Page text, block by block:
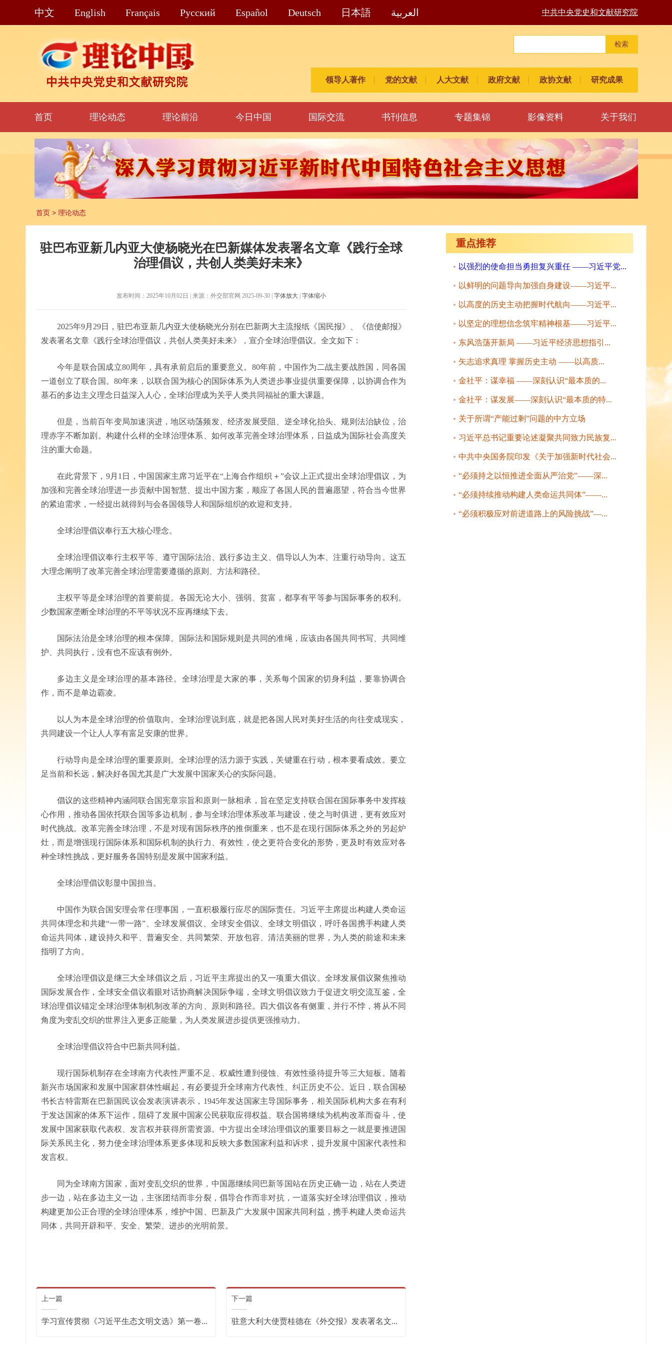
中文 English Français Pусский Español Deutsch 日本語 العربية 中共中央党史和文献研究院
检索
领导人著作 党的文献 人大文献 政府文献 政协文献 研究成果
首页 理论动态 理论前沿 今日中国 国际交流 书刊信息 专题集锦 影像资料 关于我们
首页 > 理论动态
驻巴布亚新几内亚大使杨晓光在巴新媒体发表署名文章《践行全球
治理倡议，共创人类美好未来》
发布时间：2025年10月02日 | 来源：外交部官网 2025-09-30 | 字体放大| 字体缩小
2025年9月29日，驻巴布亚新几内亚大使杨晓光分别在巴新两大主流报纸《国民报》、《信使邮报》
发表署名文章《践行全球治理倡议，共创人类美好未来》，宣介全球治理倡议。全文如下：
今年是联合国成立80周年，具有承前启后的重要意义。80年前，中国作为二战主要战胜国，同各国
一道创立了联合国。80年来，以联合国为核心的国际体系为人类进步事业提供重要保障，以协调合作为
基石的多边主义理念日益深入人心，全球治理成为关乎人类共同福祉的重大课题。
但是，当前百年变局加速演进，地区动荡频发、经济发展受阻、逆全球化抬头、规则法治缺位，治
理赤字不断加剧。构建什么样的全球治理体系、如何改革完善全球治理体系，日益成为国际社会高度关
注的重大命题。
在此背景下，9月1日，中国国家主席习近平在“上海合作组织＋”会议上正式提出全球治理倡议，为
加强和完善全球治理进一步贡献中国智慧、提出中国方案，顺应了各国人民的普遍愿望，符合当今世界
的紧迫需求，一经提出就得到与会各国领导人和国际组织的欢迎和支持。
全球治理倡议奉行五大核心理念。
全球治理倡议奉行主权平等、遵守国际法治、践行多边主义、倡导以人为本、注重行动导向。这五
大理念阐明了改革完善全球治理需要遵循的原则、方法和路径。
主权平等是全球治理的首要前提。各国无论大小、强弱、贫富，都享有平等参与国际事务的权利。
少数国家垄断全球治理的不平等状况不应再继续下去。
国际法治是全球治理的根本保障。国际法和国际规则是共同的准绳，应该由各国共同书写、共同维
护、共同执行，没有也不应该有例外。
多边主义是全球治理的基本路径。全球治理是大家的事，关系每个国家的切身利益，要靠协调合
作，而不是单边霸凌。
以人为本是全球治理的价值取向。全球治理说到底，就是把各国人民对美好生活的向往变成现实，
共同建设一个让人人享有富足安康的世界。
行动导向是全球治理的重要原则。全球治理的活力源于实践，关键重在行动，根本要看成效。要立
足当前和长远，解决好各国尤其是广大发展中国家关心的实际问题。
倡议的这些精神内涵同联合国宪章宗旨和原则一脉相承，旨在坚定支持联合国在国际事务中发挥核
心作用，推动各国依托联合国等多边机制，参与全球治理体系改革与建设，使之与时俱进，更有效应对
时代挑战。改革完善全球治理，不是对现有国际秩序的推倒重来，也不是在现行国际体系之外的另起炉
灶，而是增强现行国际体系和国际机制的执行力、有效性，使之更符合变化的形势，更及时有效应对各
种全球性挑战，更好服务各国特别是发展中国家利益。
全球治理倡议彰显中国担当。
中国作为联合国安理会常任理事国，一直积极履行应尽的国际责任。习近平主席提出构建人类命运
共同体理念和共建“一带一路”、全球发展倡议、全球安全倡议、全球文明倡议，呼吁各国携手构建人类
命运共同体，建设持久和平、普遍安全、共同繁荣、开放包容、清洁美丽的世界，为人类的前途和未来
指明了方向。
全球治理倡议是继三大全球倡议之后，习近平主席提出的又一项重大倡议。全球发展倡议聚焦推动
国际发展合作，全球安全倡议着眼对话协商解决国际争端，全球文明倡议致力于促进文明交流互鉴，全
球治理倡议锚定全球治理体制机制改革的方向、原则和路径。四大倡议各有侧重，并行不悖，将从不同
角度为变乱交织的世界注入更多正能量，为人类发展进步提供更强推动力。
全球治理倡议符合中巴新共同利益。
现行国际机制存在全球南方代表性严重不足、权威性遭到侵蚀、有效性亟待提升等三大短板。随着
新兴市场国家和发展中国家群体性崛起，有必要提升全球南方代表性、纠正历史不公。近日，联合国秘
书长古特雷斯在巴新国民议会发表演讲表示，1945年发达国家主导国际事务，相关国际机构大多在有利
于发达国家的体系下运作，阻碍了发展中国家公民获取应得权益。联合国将继续为机构改革而奋斗，使
发展中国家获取代表权、发言权并获得所需资源。中方提出全球治理倡议的重要目标之一就是要推进国
际关系民主化，努力使全球治理体系更多体现和反映大多数国家利益和诉求，提升发展中国家代表性和
发言权。
同为全球南方国家，面对变乱交织的世界，中国愿继续同巴新等国站在历史正确一边，站在人类进
步一边，站在多边主义一边，主张团结而非分裂，倡导合作而非对抗，一道落实好全球治理倡议，推动
构建更加公正合理的全球治理体系，维护中国、巴新及广大发展中国家共同利益，携手构建人类命运共
同体，共同开辟和平、安全、繁荣、进步的光明前景。
上一篇
学习宣传贯彻《习近平生态文明文选》第一卷...
下一篇
驻意大利大使贾桂德在《外交报》发表署名文...
重点推荐
以强烈的使命担当勇担复兴重任 ——习近平党...
以鲜明的问题导向加强自身建设——习近平...
以高度的历史主动把握时代航向——习近平...
以坚定的理想信念筑牢精神根基——习近平...
东风浩荡开新局 ——习近平经济思想指引...
矢志追求真理 掌握历史主动 ——以高质...
金社平：谋幸福 ——深刻认识“最本质的...
金社平：谋发展——深刻认识“最本质的特...
关于所谓“产能过剩”问题的中方立场
习近平总书记重要论述凝聚共同致力民族复...
中共中央国务院印发《关于加强新时代社会...
“必须持之以恒推进全面从严治党”——深...
“必须持续推动构建人类命运共同体”——...
“必须积极应对前进道路上的风险挑战”—...